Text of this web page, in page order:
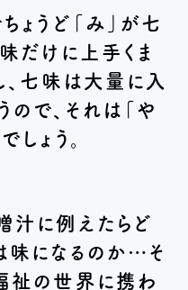
ょうど「み」が七
だけに上手くま
、七味は大量に入
ので、それは「や
しょう。
汁に例えたらど
味になるのか…そ
祉の世界に携わ